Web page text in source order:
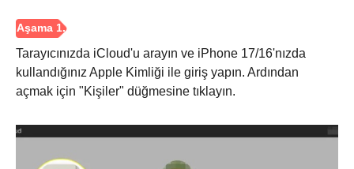
Tarayıcınızda iCloud'u arayın ve iPhone 17/16'nızda
kullandığınız Apple Kimliği ile giriş yapın. Ardından
açmak için "Kişiler" düğmesine tıklayın.